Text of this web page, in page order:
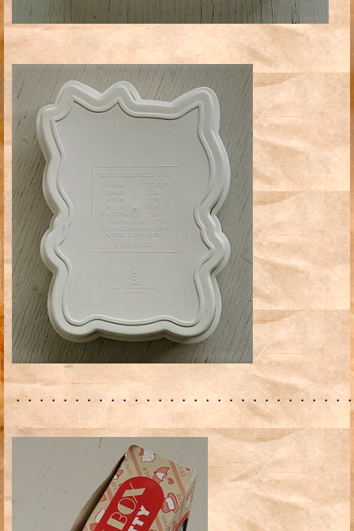
・・・・・・・・・・・・・・・・・・・・・・・・・・・・